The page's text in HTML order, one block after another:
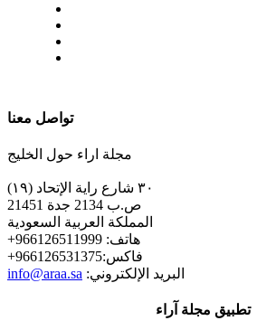
تواصل معنا
مجلة اراء حول الخليج
٣٠ شارع راية الإتحاد (١٩)
ص.ب 2134 جدة 21451
المملكة العربية السعودية
+هاتف: 966126511999
+فاكس:966126531375
info@araa.sa :البريد الإلكتروني
تطبيق مجلة آراء